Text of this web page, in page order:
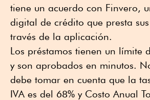
tiene un acuerdo con Finvero,
digital de crédito que presta
través de la aplicación.
Los préstamos tienen un límite
y son aprobados en minutos.
debe tomar en cuenta que la
IVA es del 68% y Costo Anual